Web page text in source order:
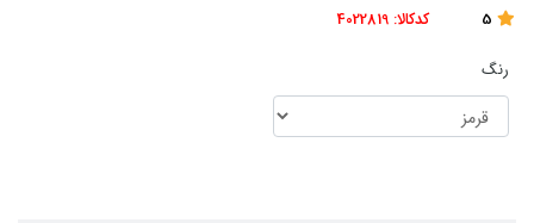
کدکالا: 4022819
رنگ